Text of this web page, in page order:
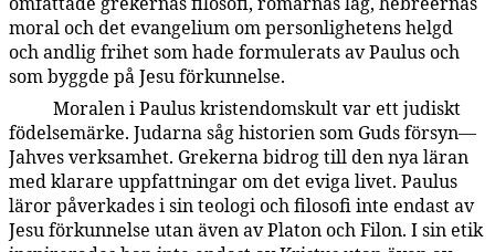
moral och det evangelium om personlighetens helgd
och andlig frihet som hade formulerats av Paulus och
som byggde på Jesu förkunnelse.
Moralen i Paulus kristendomskult var ett judiskt
födelsemärke. Judarna såg historien som Guds försyn—
Jahves verksamhet. Grekerna bidrog till den nya läran
med klarare uppfattningar om det eviga livet. Paulus
läror påverkades i sin teologi och filosofi inte endast av
Jesu förkunnelse utan även av Platon och Filon. I sin etik